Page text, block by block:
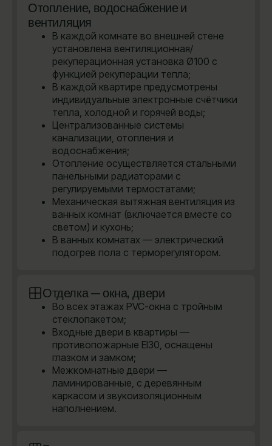
Отопление, водоснабжение и
вентиляция
В каждой комнате во внешней стене
установлена вентиляционная/
рекуперационная установка Ø100 с
функцией рекуперации тепла;
В каждой квартире предусмотрены
индивидуальные электронные счётчики
тепла, холодной и горячей воды;
Централизованные системы
канализации, отопления и
водоснабжения;
Отопление осуществляется стальными
панельными радиаторами с
регулируемыми термостатами;
Механическая вытяжная вентиляция из
ванных комнат (включается вместе со
светом) и кухонь;
В ванных комнатах — электрический
подогрев пола с терморегулятором.
Отделка — окна, двери
Во всех этажах PVC-окна с тройным
стеклопакетом;
Входные двери в квартиры —
противопожарные EI30, оснащены
глазком и замком;
Межкомнатные двери —
ламинированные, с деревянным
каркасом и звукоизоляционным
наполнением.